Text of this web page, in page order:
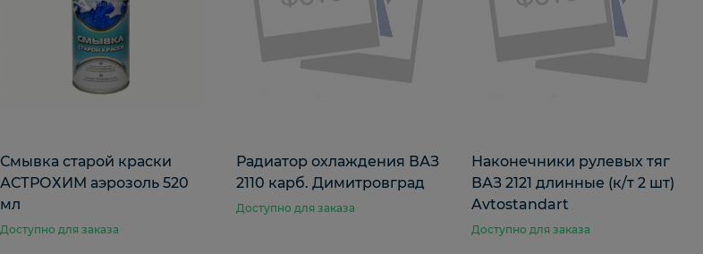
Смывка старой краски
АСТРОХИМ аэрозоль 520
мл
Доступно для заказа
Радиатор охлаждения ВАЗ
2110 карб. Димитровград
Доступно для заказа
Наконечники рулевых тяг
ВАЗ 2121 длинные (к/т 2 шт)
Avtostandart
Доступно для заказа